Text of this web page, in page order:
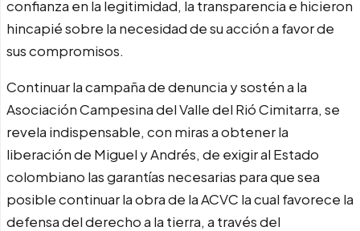
confianza en la legitimidad, la transparencia e hicieron
hincapié sobre la necesidad de su acción a favor de
sus compromisos.
Continuar la campaña de denuncia y sostén a la
Asociación Campesina del Valle del Rió Cimitarra, se
revela indispensable, con miras a obtener la
liberación de Miguel y Andrés, de exigir al Estado
colombiano las garantías necesarias para que sea
posible continuar la obra de la ACVC la cual favorece la
defensa del derecho a la tierra, a través del